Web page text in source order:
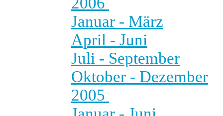
Januar - März
April - Juni
Juli - September
Oktober - Dezember
2005